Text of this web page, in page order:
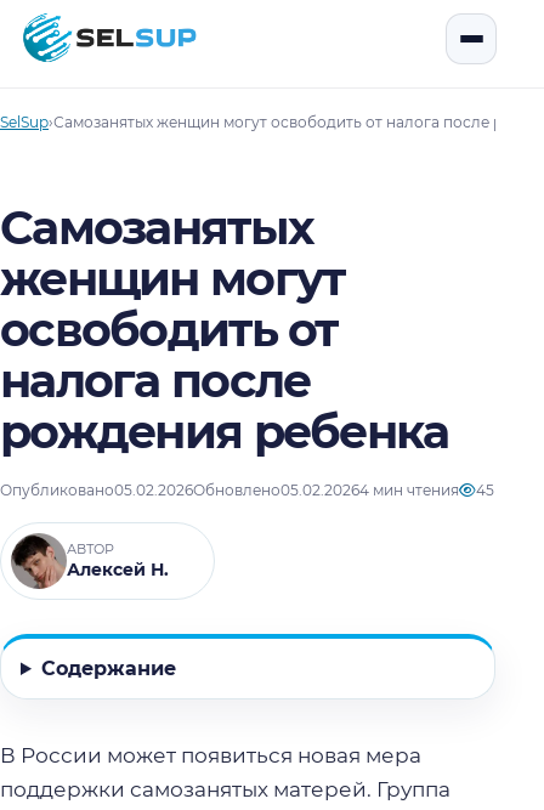
SelSup
SelSup›Самозанятых женщин могут освободить от налога после
Самозанятых
женщин могут
освободить от
налога после
рождения ребенка
Опубликовано05.02.2026Обновлено05.02.20264 мин чтения 45
АВТОР
Алексей Н.
Содержание
В России может появиться новая мера
поддержки самозанятых матерей. Группа